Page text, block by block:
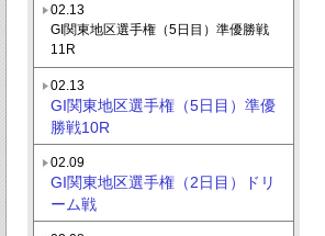
02.13
GI関東地区選手権（5日目）準優勝戦
11R
02.13
GI関東地区選手権（5日目）準優
勝戦10R
02.09
GI関東地区選手権（2日目）ドリ
ーム戦